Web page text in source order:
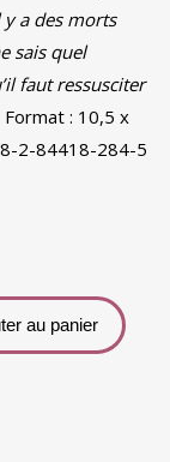
y a des morts
sais quel
faut ressusciter
: 10,5 x
2-84418-284-5
au panier